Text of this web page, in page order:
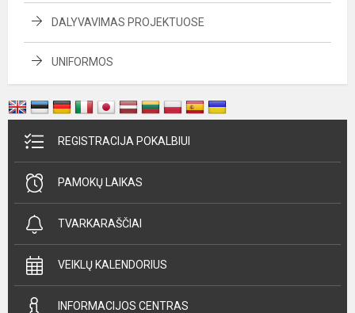
DALYVAVIMAS PROJEKTUOSE
UNIFORMOS
REGISTRACIJA POKALBIUI
PAMOKŲ LAIKAS
TVARKARAŠČIAI
VEIKLŲ KALENDORIUS
INFORMACIJOS CENTRAS